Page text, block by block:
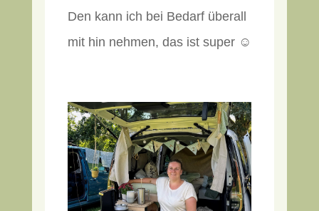
Den kann ich bei Bedarf überall
mit hin nehmen, das ist super ☺️